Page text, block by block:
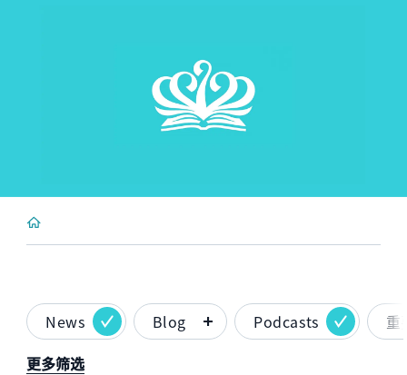
News Blog Podcasts
重
更多筛选